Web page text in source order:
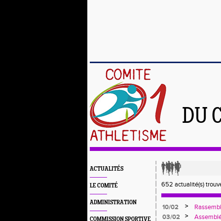
DU
ACTUALITÉS
LE COMITÉ
ADMINISTRATION
COMMISSION SPORTIVE
652 actualité(s)
10/02 >
Mars à
03/02 >